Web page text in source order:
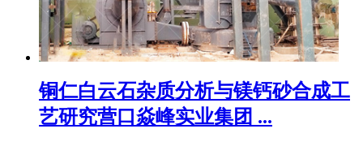
铜仁白云石杂质分析与镁钙砂合成工
艺研究营口焱峰实业集团 ...